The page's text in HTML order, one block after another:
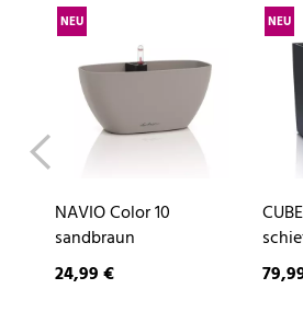
NEU
NAVIO Color 10
sandbraun
24,99 €
NEU